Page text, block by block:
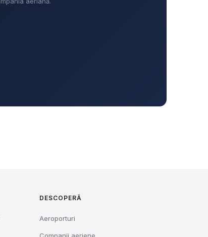
DESCOPERĂ
Aeroporturi